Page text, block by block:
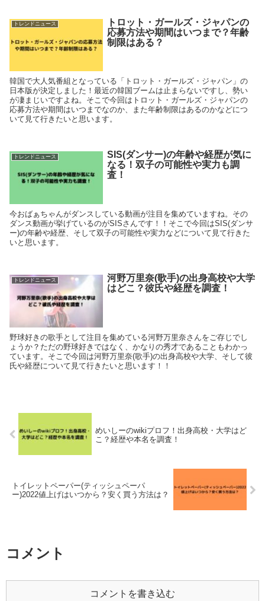
トレンドニュース
トロット・ガールズ・ジャパンの
応募方法や期間はいつまで？年齢
制限はある？
韓国で大人気番組となっている「トロット・ガールズ・ジャパン」の
日本版が決定しました！最近の韓国ブームは止まらないですし、勢い
が凄まじいですよね。そこで今回はトロット・ガールズ・ジャパンの
応募方法や期間はいつまでなのか、また年齢制限はあるのかなどにつ
いて見て行きたいと思います。
トレンドニュース
SIS(ダンサー)の年齢や経歴が気に
なる！双子の可能性や実力も調
査！
今おばぁちゃんがダンスしている動画が注目を集めていますね。その
ダンス動画が挙げているのがSISさんです！！そこで今回はSIS(ダンサ
ー)の年齢や経歴、そして双子の可能性や実力などについて見て行きた
いと思います。
トレンドニュース
河野万里奈(歌手)の出身高校や大学
はどこ？彼氏や経歴を調査！
野球好きの歌手として注目を集めている河野万里奈さんをご存じでし
ょうか？ただの野球好きではなく、かなりの秀才であることもわかっ
ています。そこで今回は河野万里奈(歌手)の出身高校や大学、そして彼
氏や経歴について見て行きたいと思います！！
めいしーのwikiプロフ！出身高校・大学はど
こ？経歴や本名を調査！
トイレットペーパー(ティッシュペーパ
ー)2022値上げはいつから？安く買う方法は？
コメント
コメントを書き込む